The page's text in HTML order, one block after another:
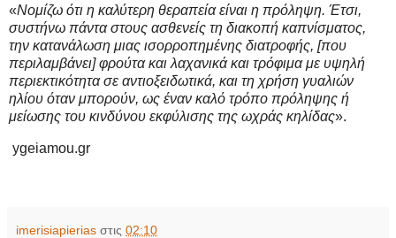
«Νομίζω ότι η καλύτερη θεραπεία είναι η πρόληψη. Έτσι,
συστήνω πάντα στους ασθενείς τη διακοπή καπνίσματος,
την κατανάλωση μιας ισορροπημένης διατροφής, [που
περιλαμβάνει] φρούτα και λαχανικά και τρόφιμα με υψηλή
περιεκτικότητα σε αντιοξειδωτικά, και τη χρήση γυαλιών
ηλίου όταν μπορούν, ως έναν καλό τρόπο πρόληψης ή
μείωσης του κινδύνου εκφύλισης της ωχράς κηλίδας».
ygeiamou.gr
imerisiapierias στις 02:10